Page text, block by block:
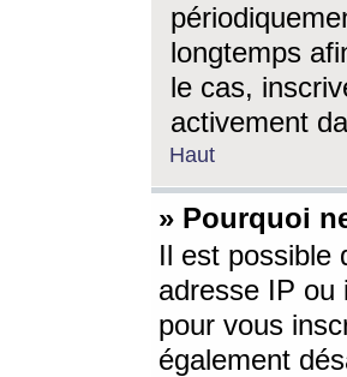
longtemps
le cas,
activement
Haut
» Pourquoi
Il est possible
adresse IP ou
pour vous
également